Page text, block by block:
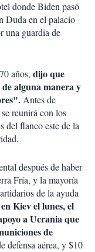
donde Biden pasó
Duda en el palacio
una guardia de
años, dijo que
alguna manera y
Antes de
reunirá con los
del flanco este de la
después de haber
Fría, y la mayoría
de la ayuda
Kiev el lunes, el
a Ucrania que
de
defensa aérea, y $10